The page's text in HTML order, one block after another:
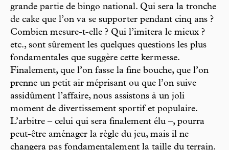
grande partie de bingo national. Qui sera la tronche
de cake que l’on va se supporter pendant cinq ans ?
Combien mesure-t-elle ? Qui l’imitera le mieux ?
etc., sont sûrement les quelques questions les plus
fondamentales que suggère cette kermesse.
Finalement, que l’on fasse la fine bouche, que l’on
prenne un petit air méprisant ou que l’on suive
assidûment l’affaire, nous assistons à un joli
moment de divertissement sportif et populaire.
L’arbitre – celui qui sera finalement élu –, pourra
peut-être aménager la règle du jeu, mais il ne
changera pas fondamentalement la taille du terrain.